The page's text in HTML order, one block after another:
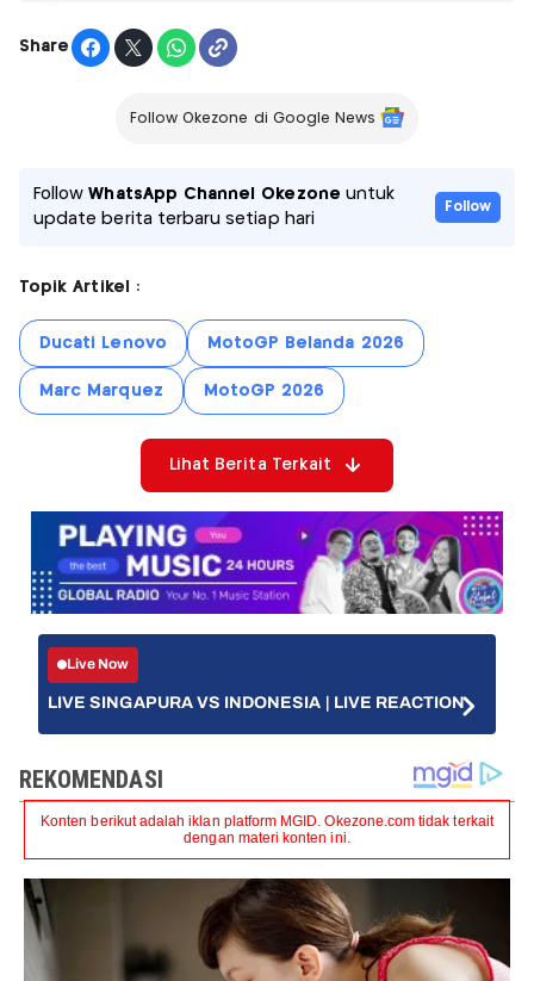
Share
Follow Okezone di Google News
FollowWhatsApp Channel Okezone untuk
update berita terbaru setiap hari
Follow
Topik Artikel :
Ducati Lenovo MotoGP Belanda 2026
Marc Marquez MotoGP 2026
Lihat Berita Terkait
Live Now
LIVE SINGAPURA VS INDONESIA | LIVE REACTION